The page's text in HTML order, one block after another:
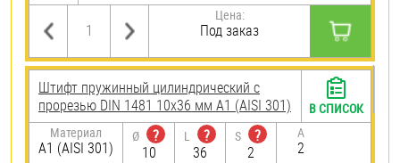
Цена:
Под заказ
Штифт пружинный цилиндрический с
прорезью DIN 1481 10х36 мм А1 (AISI 301)
Материал
А1 (AISI 301)
Ø
?
10
L
?
36
S
?
2
A
2
В СПИСОК